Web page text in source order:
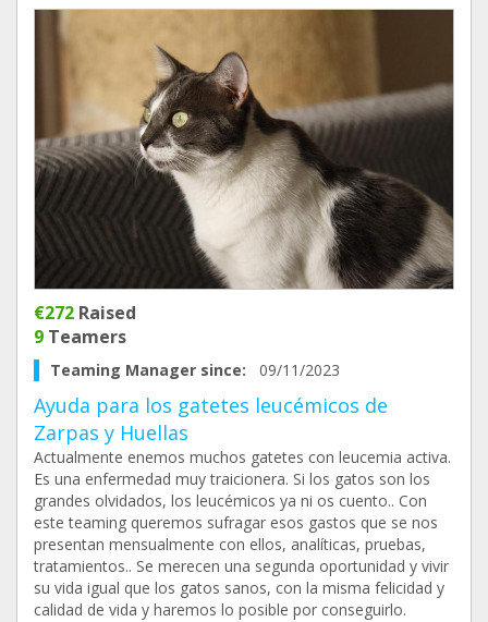
€272 Raised
9 Teamers
Teaming Manager since: 09/11/2023
Ayuda para los gatetes leucémicos de
Zarpas y Huellas
Actualmente enemos muchos gatetes con leucemia activa.
Es una enfermedad muy traicionera. Si los gatos son los
grandes olvidados, los leucémicos ya ni os cuento.. Con
este teaming queremos sufragar esos gastos que se nos
presentan mensualmente con ellos, analíticas, pruebas,
tratamientos.. Se merecen una segunda oportunidad y vivir
su vida igual que los gatos sanos, con la misma felicidad y
calidad de vida y haremos lo posible por conseguirlo.